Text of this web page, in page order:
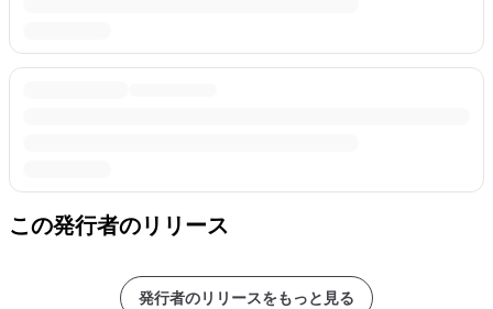
この発行者のリリース
発行者のリリースをもっと見る